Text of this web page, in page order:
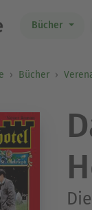
Bücher
Bücher